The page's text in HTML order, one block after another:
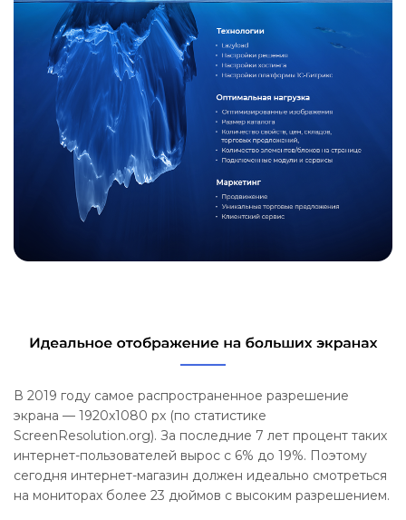
В 2019 году самое распространенное разрешение
экрана — 1920x1080 px (по статистике
ScreenResolution.org). За последние 7 лет процент таких
интернет-пользователей вырос с 6% до 19%. Поэтому
сегодня интернет-магазин должен идеально смотреться
на мониторах более 23 дюймов с высоким разрешением.